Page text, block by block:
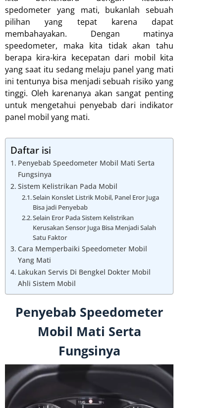
spedometer yang mati, bukanlah sebuah
pilihan yang tepat karena dapat
membahayakan. Dengan matinya
speedometer, maka kita tidak akan tahu
berapa kira-kira kecepatan dari mobil kita
yang saat itu sedang melaju panel yang mati
ini tentunya bisa menjadi sebuah risiko yang
tinggi. Oleh karenanya akan sangat penting
untuk mengetahui penyebab dari indikator
panel mobil yang mati.
Daftar isi
Penyebab Speedometer Mobil Mati Serta
Fungsinya
Sistem Kelistrikan Pada Mobil
Selain Konslet Listrik Mobil, Panel Eror Juga
Bisa jadi Penyebab
Selain Eror Pada Sistem Kelistrikan
Kerusakan Sensor Juga Bisa Menjadi Salah
Satu Faktor
Cara Memperbaiki Speedometer Mobil
Yang Mati
Lakukan Servis Di Bengkel Dokter Mobil
Ahli Sistem Mobil
Penyebab Speedometer
Mobil Mati Serta
Fungsinya